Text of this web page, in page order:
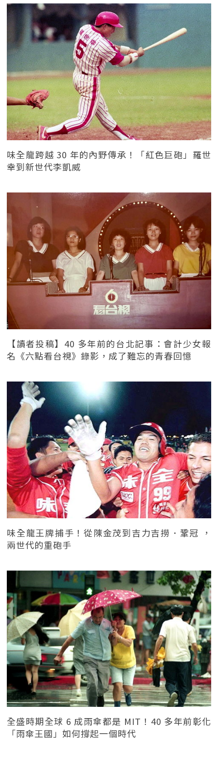
味全龍跨越 30 年的內野傳承！「紅色巨砲」羅世
幸到新世代李凱威
【讀者投稿】40 多年前的台北記事：會計少女報
名《六點看台視》錄影，成了難忘的青春回憶
味全龍王牌捕手！從陳金茂到吉力吉撈．鞏冠 ，
兩世代的重砲手
全盛時期全球 6 成雨傘都是 MIT！40 多年前彰化
「雨傘王國」如何撐起一個時代